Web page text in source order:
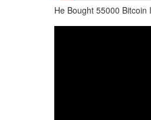
He Bought 55000